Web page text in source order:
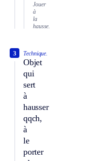
Jouer
à
la
hausse.
Technique.
Objet
qui
sert
à
hausser
qqch,
à
le
porter
3